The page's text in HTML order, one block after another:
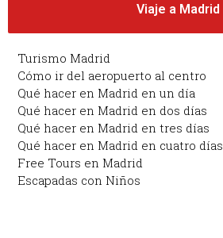
Viaje a Madrid
Turismo Madrid
Cómo ir del aeropuerto al centro
Qué hacer en Madrid en un día
Qué hacer en Madrid en dos días
Qué hacer en Madrid en tres días
Qué hacer en Madrid en cuatro días
Free Tours en Madrid
Escapadas con Niños